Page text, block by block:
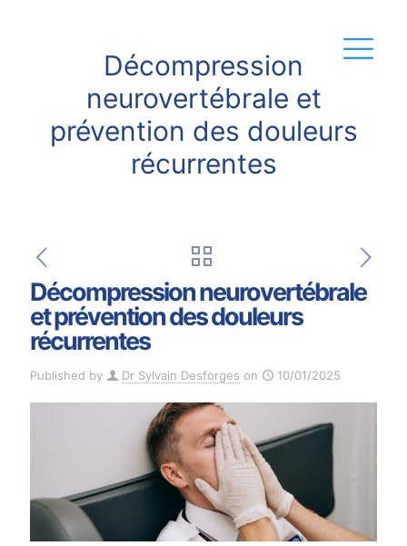
Décompression
neurovertébrale et
prévention des douleurs
récurrentes
Décompression neurovertébrale
et prévention des douleurs
récurrentes
Published by Dr Sylvain Desforges on 10/01/2025